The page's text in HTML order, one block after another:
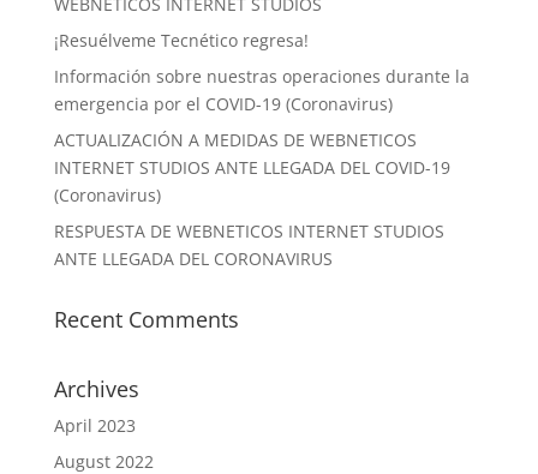
¡Resuélveme Tecnético regresa!
Información sobre nuestras operaciones durante la
emergencia por el COVID-19 (Coronavirus)
ACTUALIZACIÓN A MEDIDAS DE WEBNETICOS
INTERNET STUDIOS ANTE LLEGADA DEL COVID-19
(Coronavirus)
RESPUESTA DE WEBNETICOS INTERNET STUDIOS
ANTE LLEGADA DEL CORONAVIRUS
Recent Comments
Archives
April 2023
August 2022